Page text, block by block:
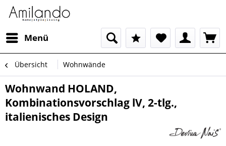
Menü
Übersicht Wohnwände
Wohnwand HOLAND,
Kombinationsvorschlag lV, 2-tlg.,
italienisches Design